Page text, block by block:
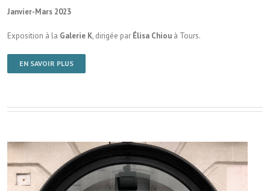
Janvier-Mars 2023
Exposition à la Galerie K, dirigée par Élisa Chiou à Tours.
EN SAVOIR PLUS